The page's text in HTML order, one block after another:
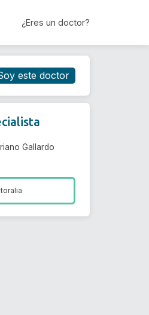
¿Eres un doctor?
Reservar cita
este doctor
Gallardo